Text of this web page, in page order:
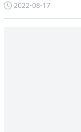
2022-08-17